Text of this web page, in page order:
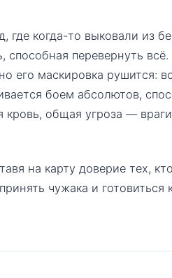
когда-то выковали из
способная перевернуть всё.
его маскировка рушится:
боем абсолютов,
общая угроза —
на карту доверие тех,
чужака и готовиться